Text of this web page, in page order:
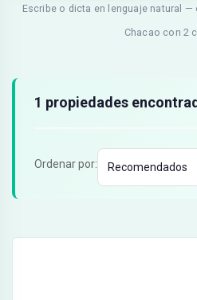
Escribe o dicta en lenguaje natural —
Chacao con 2
Resultados de
1 propiedades
Ordenar por: